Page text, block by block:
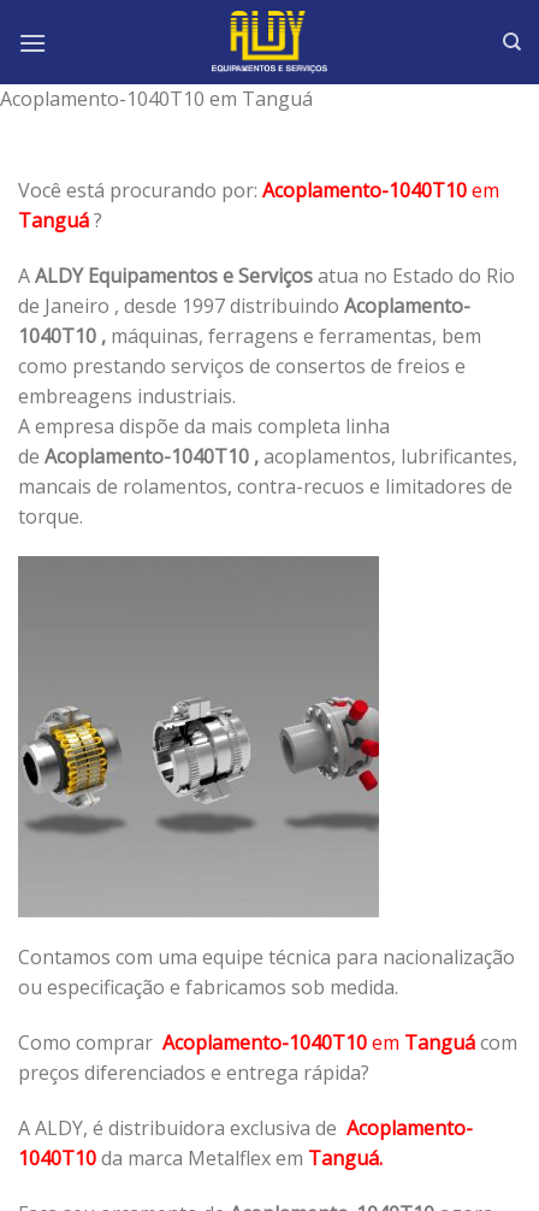
Acoplamento-1040T10 em Tanguá
Você está procurando por: Acoplamento-1040T10em
Tanguá?
AALDY Equipamentos e Serviçosatua no Estado do Rio
de Janeiro , desde 1997 distribuindo Acoplamento-
1040T10 , máquinas, ferragens e ferramentas, bem
como prestando serviços de consertos de freios e
embreagens industriais.
A empresa dispõe da mais completa linha
de Acoplamento-1040T10 ,acoplamentos, lubrificantes,
mancais de rolamentos, contra-recuos e limitadores de
torque.
Contamos com uma equipe técnica para nacionalização
ou especificação e fabricamos sob medida.
Como comprar Acoplamento-1040T10em Tanguácom
preços diferenciados e entrega rápida?
A ALDY, é distribuidora exclusiva de Acoplamento-
1040T10da marca Metalflex em Tanguá.